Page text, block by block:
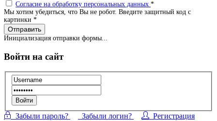
Согласие на обработку персональных данных *
Мы хотим убедиться, что Вы не робот. Введите защитный код с
картинки *
Отправить
Инициализация отправки формы...
Войти на сайт
Войти
Забыли пароль? Забыли логин? Регистрация